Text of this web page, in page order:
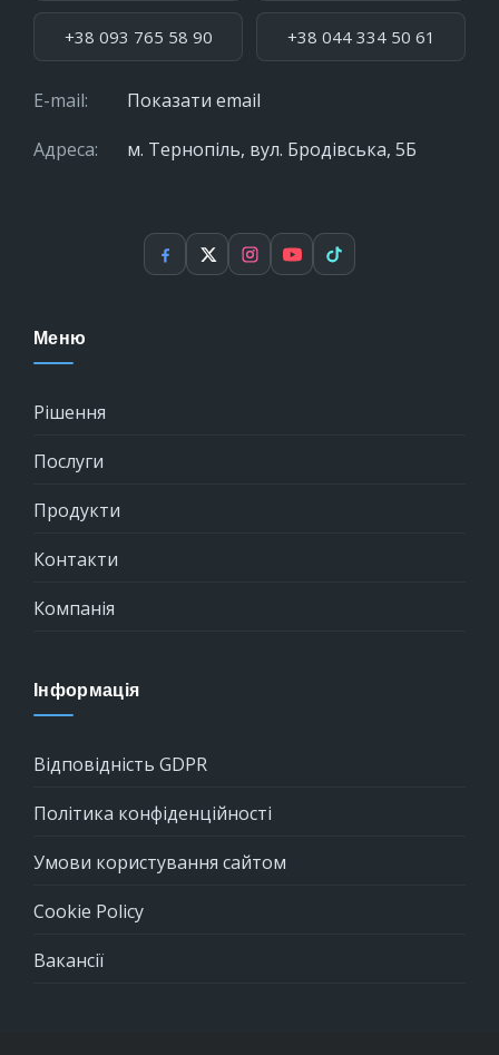
+38 093 765 58 90 +38 044 334 50 61
E-mail:
Показати email
Адреса:
м. Тернопіль, вул. Бродівська, 5Б
Facebook
X Instagram
YouTubeTikTok
Меню
Рішення
Послуги
Продукти
Контакти
Компанія
Інформація
Відповідність GDPR
Політика конфіденційності
Умови користування сайтом
Cookie Policy
Вакансії